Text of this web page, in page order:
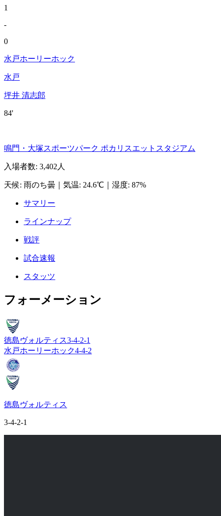
1
-
0
水戸ホーリーホック
水戸
坪井 清志郎
84'
鳴門・大塚スポーツパーク ポカリスエットスタジアム
入場者数: 3,402人
天候: 雨のち曇 気温: 24.6℃ 湿度: 87%
サマリー
ラインナップ
戦評
試合速報
スタッツ
フォーメーション
徳島ヴォルティス3-4-2-1
水戸ホーリーホック4-4-2
徳島ヴォルティス
3-4-2-1